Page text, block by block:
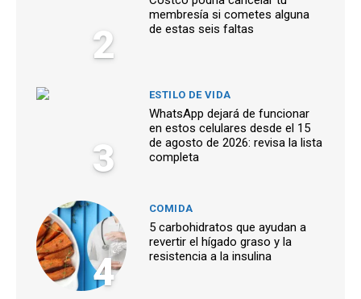
2
membresía si cometes alguna
de estas seis faltas
3
ESTILO DE VIDA
WhatsApp dejará de funcionar
en estos celulares desde el 15
de agosto de 2026: revisa la lista
completa
4
COMIDA
5 carbohidratos que ayudan a
revertir el hígado graso y la
resistencia a la insulina